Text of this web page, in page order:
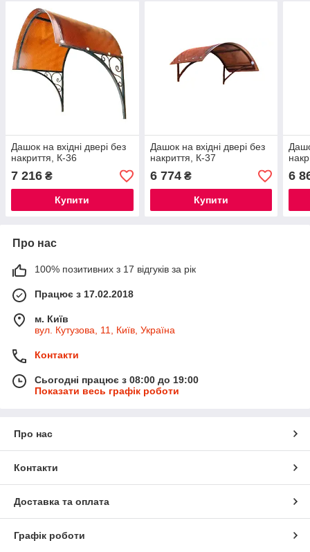
Дашок на вхідні двері без
накриття, К-36
7 216 ₴
Купити
Дашок на вхідні двері без
накриття, К-37
6 774₴
Купити
6
Про нас
100% позитивних з 17 відгуків за рік
Працює з 17.02.2018
м. Київ
вул. Кутузова, 11, Київ, Україна
Контакти
Сьогодні працює з 08:00 до 19:00
Показати весь графік роботи
Про нас
Контакти
Доставка та оплата
Графік роботи